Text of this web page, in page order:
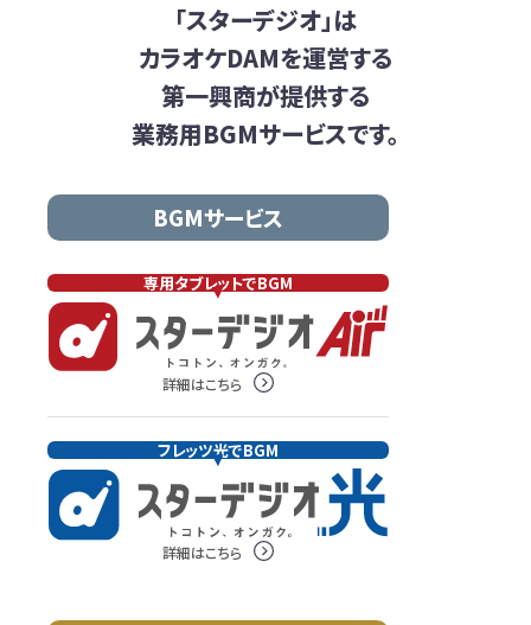
「スターデジオ」は
カラオケDAMを運営する
第一興商が提供する
業務用BGMサービスです。
BGMサービス
専用タブレットでBGM
詳細はこちら
フレッツ光でBGM
詳細はこちら